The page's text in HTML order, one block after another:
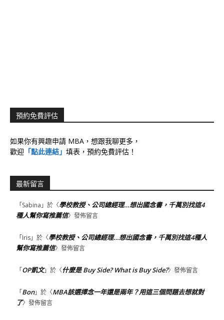
預約免費評估
如果你有興趣申請 MBA，想跟我聊更多，
歡迎 「點此連結」 填表，預約免費評估！
最新留言
「Sabina 」於〈學校教授、公司總經理…想出國念書，千萬別找這4
種人幫你寫推薦信〉發佈留言
「Iris」於〈學校教授、公司總經理…想出國念書，千萬別找這4種人
幫你寫推薦信〉發佈留言
「OP凱文」於〈什麼是 Buy Side? What is Buy Side?〉發佈留言
「Bon」於〈MBA該選擇念一年還是兩年？用這三個問題去想就對
了〉發佈留言